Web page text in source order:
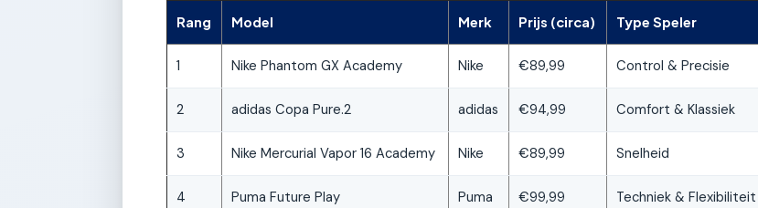
Rang Model Merk Prijs (circa) Type Speler
1 Nike Phantom GX Academy Nike €89,99 Control & Precisie
2 adidas Copa Pure.2 adidas €94,99 Comfort & Klassiek
3 Nike Mercurial Vapor 16 Academy Nike €89,99 Snelheid
4 Puma Future Play Puma €99,99 Techniek & Flexibiliteit